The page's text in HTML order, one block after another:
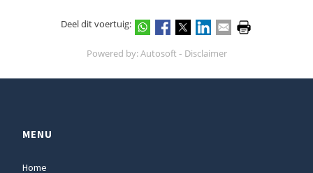
Deel dit voertuig:
Powered by:Autosoft - Disclaimer
MENU
Home